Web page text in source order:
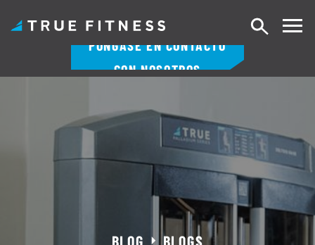
PÓNGASE EN CONTACTO
CON NOSOTROS
Buscar
BLOG BLOGS